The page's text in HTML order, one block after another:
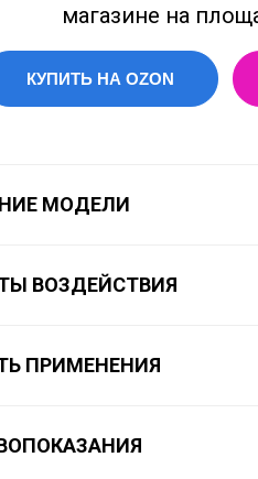
КУПИТЬ НА OZON
магазине на
МОДЕЛИ
ВОЗДЕЙСТВИЯ
ПРИМЕНЕНИЯ